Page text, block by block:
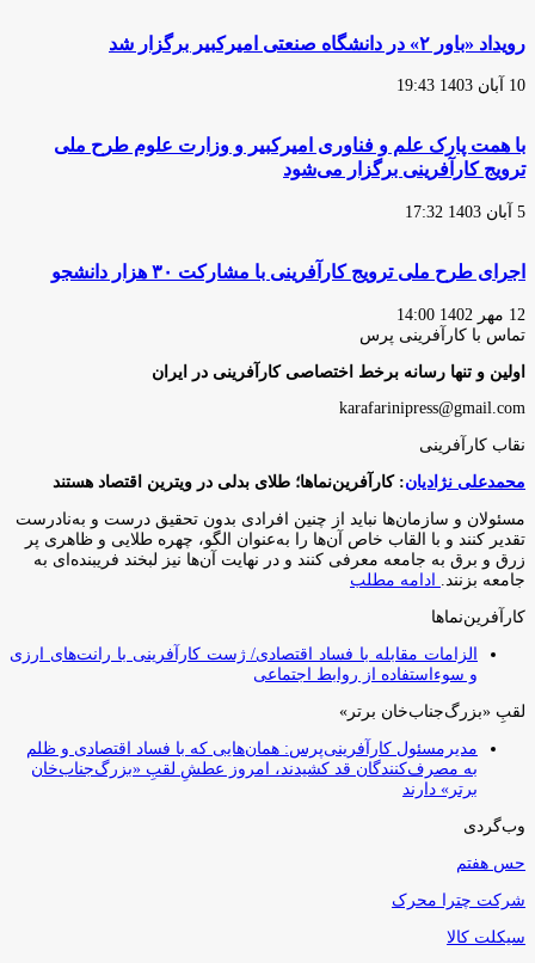
رویداد «باور ۲» در دانشگاه صنعتی امیرکبیر برگزار شد
10 آبان 1403 19:43
با همت پارک علم و فناوری امیرکبیر و وزارت علوم طرح ملی
ترویج کارآفرینی برگزار می‌شود
5 آبان 1403 17:32
اجرای طرح ملی ترویج کارآفرینی با مشارکت ۳۰ هزار دانشجو
12 مهر 1402 14:00
تماس با کارآفرینی پرس
اولین و تنها رسانه برخط اختصاصی کارآفرینی در ایران
karafarinipress@gmail.com
نقاب کارآفرینی
محمدعلی نژادیان: کارآفرین‌نماها؛ طلای بدلی در ویترین اقتصاد هستند
مسئولان و سازمان‌ها نباید از چنین افرادی بدون تحقیق درست و به‌نادرست
تقدیر کنند و با القاب خاص آ‌ن‌ها را به‌عنوان الگو، چهره طلایی و ظاهری پر
زرق و برق به جامعه معرفی کنند و در نهایت آن‌ها نیز لبخند فریبنده‌ای به
جامعه بزنند.
ادامه مطلب
کارآفرین‌نماها
الزامات مقابله با فساد اقتصادی/ ژست کارآفرینی با رانت‌های ارزی
و سوءاستفاده از روابط اجتماعی
لقبِ «بزرگ‌جناب‌خان برتر»
مدیرمسئول کارآفرینی‌پرس: همان‌هایی که با فساد اقتصادی و ظلم
به مصرف‌کنندگان قد کشیدند، امروز عطشِ لقبِ «بزرگ‌جناب‌خان
برتر» دارند
وب‌گردی
حس هفتم
شرکت چترا محرک
سیکلت کالا